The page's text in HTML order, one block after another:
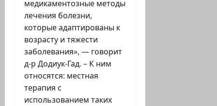
медикаментозные методы
лечения болезни,
которые адаптированы к
возрасту и тяжести
заболевания», — говорит
д-р Додиук-Гад. – К ним
относятся: местная
терапия с
использованием таких